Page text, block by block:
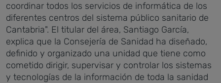
coordinar todos los servicios de informática de los
diferentes centros del sistema público sanitario de
Cantabria". El titular del área, Santiago García,
explica que la Consejería de Sanidad ha diseñado,
definido y organizado una unidad que tiene como
cometido dirigir, supervisar y controlar los sistemas
y tecnologías de la información de toda la sanidad